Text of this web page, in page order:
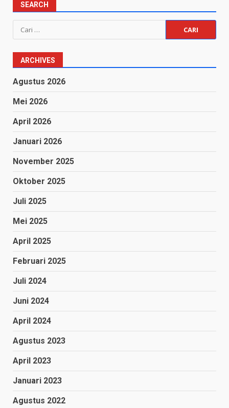
SEARCH
Cari
untuk:
ARCHIVES
Agustus 2026
Mei 2026
April 2026
Januari 2026
November 2025
Oktober 2025
Juli 2025
Mei 2025
April 2025
Februari 2025
Juli 2024
Juni 2024
April 2024
Agustus 2023
April 2023
Januari 2023
Agustus 2022